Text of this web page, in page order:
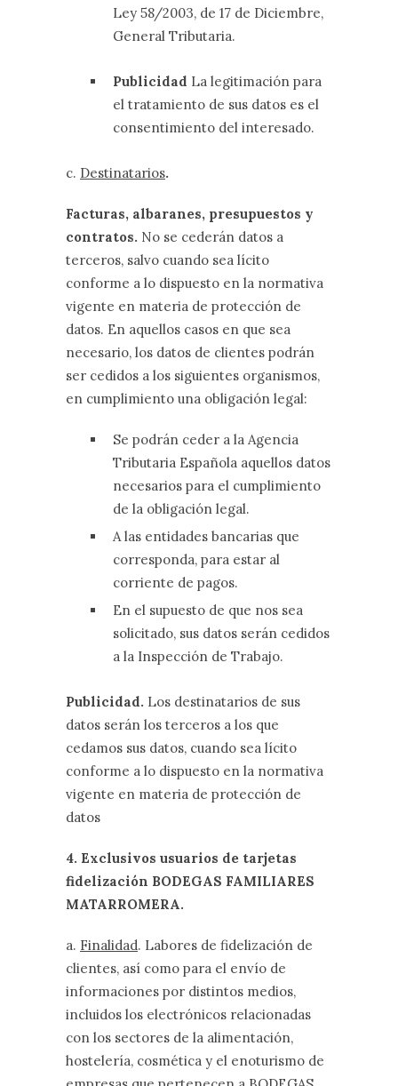
Ley 58/2003, de 17 de Diciembre,
General Tributaria.
Publicidad La legitimación para
el tratamiento de sus datos es el
consentimiento del interesado.
c. Destinatarios.
Facturas, albaranes, presupuestos y
contratos. No se cederán datos a
terceros, salvo cuando sea lícito
conforme a lo dispuesto en la normativa
vigente en materia de protección de
datos. En aquellos casos en que sea
necesario, los datos de clientes podrán
ser cedidos a los siguientes organismos,
en cumplimiento una obligación legal:
Se podrán ceder a la Agencia
Tributaria Española aquellos datos
necesarios para el cumplimiento
de la obligación legal.
A las entidades bancarias que
corresponda, para estar al
corriente de pagos.
En el supuesto de que nos sea
solicitado, sus datos serán cedidos
a la Inspección de Trabajo.
Publicidad. Los destinatarios de sus
datos serán los terceros a los que
cedamos sus datos, cuando sea lícito
conforme a lo dispuesto en la normativa
vigente en materia de protección de
datos
4. Exclusivos usuarios de tarjetas
fidelización BODEGAS FAMILIARES
MATARROMERA.
a. Finalidad. Labores de fidelización de
clientes, así como para el envío de
informaciones por distintos medios,
incluidos los electrónicos relacionadas
con los sectores de la alimentación,
hostelería, cosmética y el enoturismo de